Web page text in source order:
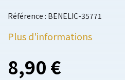
Référence : BENELIC-35771
Plus d'informations
8,90 €